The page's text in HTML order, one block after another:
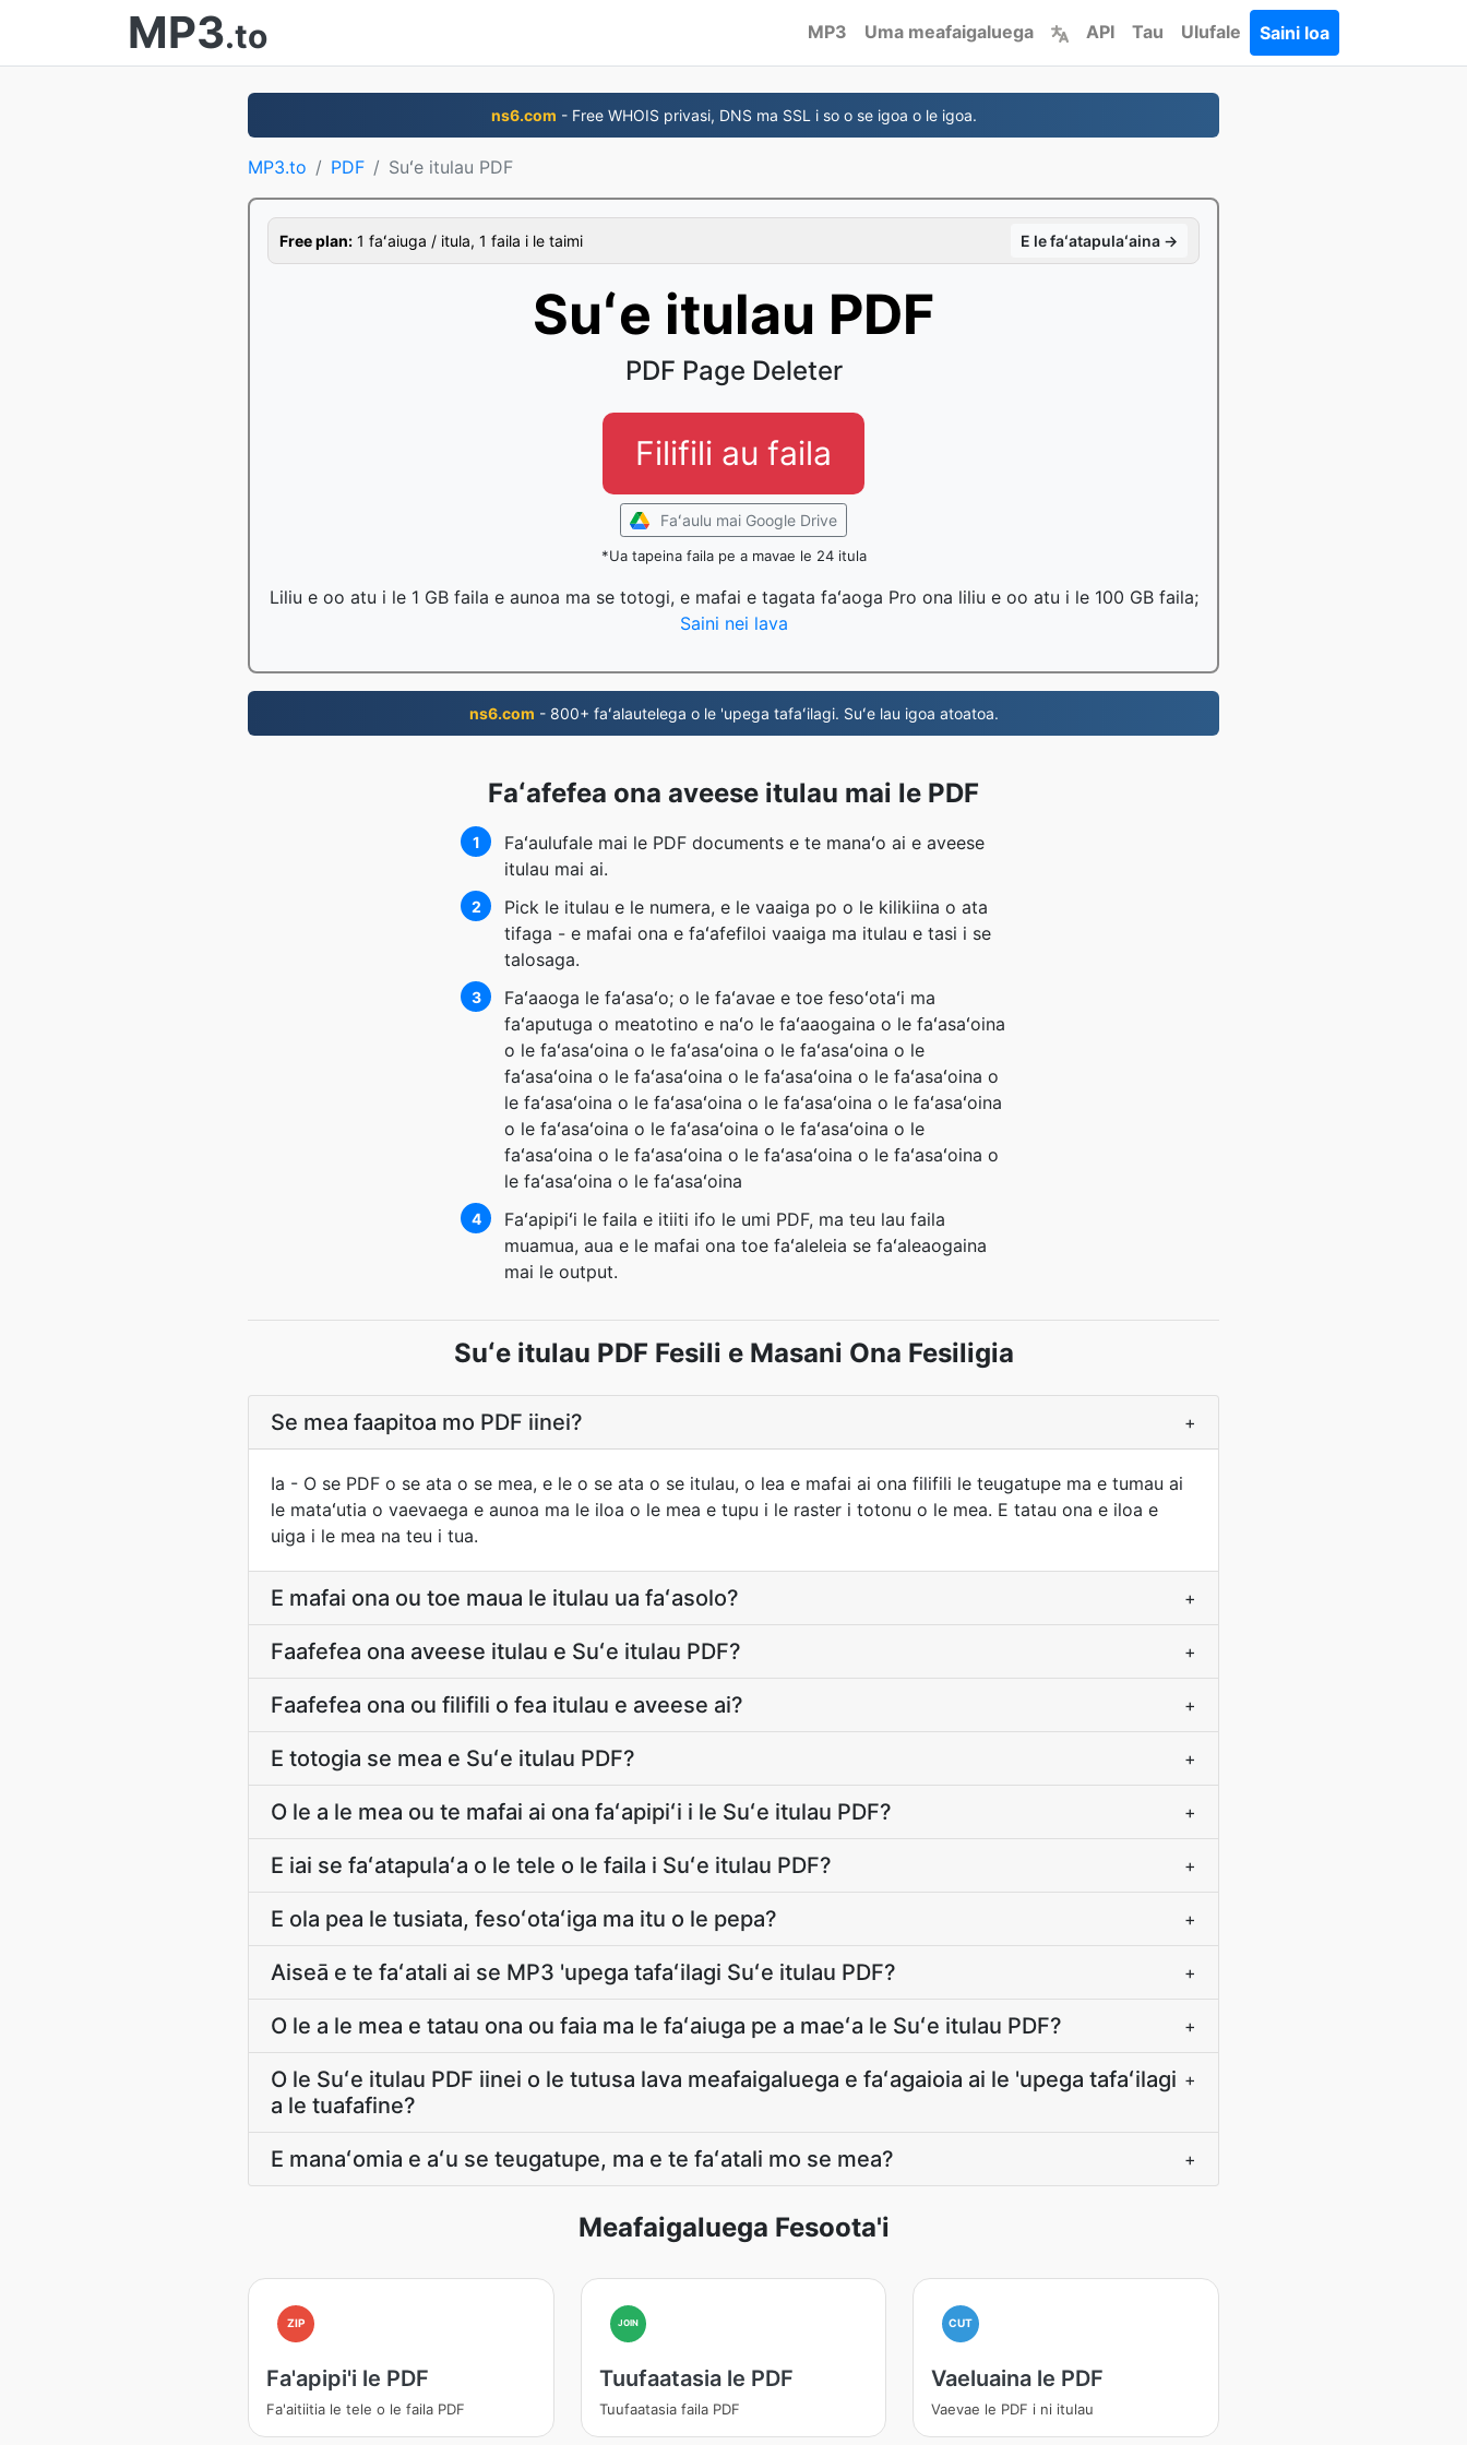
MP3.to MP3 Uma meafaigaluega API Tau Ulufale Saini loa
ns6.com - Free WHOIS privasi, DNS ma SSL i so o se igoa o le igoa.
MP3.to PDF Suʻe itulau PDF
Free plan: 1 faʻaiuga / itula, 1 faila i le taimi E le faʻatapulaʻaina →
Suʻe itulau PDF
PDF Page Deleter
Filifili au faila
Faʻaulu mai Google Drive
*Ua tapeina faila pe a mavae le 24 itula
Liliu e oo atu i le 1 GB faila e aunoa ma se totogi, e mafai e tagata faʻaoga Pro ona liliu e oo atu i le 100 GB faila;
Saini nei lava
ns6.com - 800+ faʻalautelega o le 'upega tafaʻilagi. Suʻe lau igoa atoatoa.
Faʻafefea ona aveese itulau mai le PDF
1
Faʻaulufale mai le PDF documents e te manaʻo ai e aveese
itulau mai ai.
2
Pick le itulau e le numera, e le vaaiga po o le kilikiina o ata
tifaga - e mafai ona e faʻafefiloi vaaiga ma itulau e tasi i se
talosaga.
3
Faʻaaoga le faʻasaʻo; o le faʻavae e toe fesoʻotaʻi ma
faʻaputuga o meatotino e naʻo le faʻaaogaina o le faʻasaʻoina
o le faʻasaʻoina o le faʻasaʻoina o le faʻasaʻoina o le
faʻasaʻoina o le faʻasaʻoina o le faʻasaʻoina o le faʻasaʻoina o
le faʻasaʻoina o le faʻasaʻoina o le faʻasaʻoina o le faʻasaʻoina
o le faʻasaʻoina o le faʻasaʻoina o le faʻasaʻoina o le
faʻasaʻoina o le faʻasaʻoina o le faʻasaʻoina o le faʻasaʻoina o
le faʻasaʻoina o le faʻasaʻoina
4
Faʻapipiʻi le faila e itiiti ifo le umi PDF, ma teu lau faila
muamua, aua e le mafai ona toe faʻaleleia se faʻaleaogaina
mai le output.
Suʻe itulau PDF Fesili e Masani Ona Fesiligia
Se mea faapitoa mo PDF iinei? +
Ia - O se PDF o se ata o se mea, e le o se ata o se itulau, o lea e mafai ai ona filifili le teugatupe ma e tumau ai
le mataʻutia o vaevaega e aunoa ma le iloa o le mea e tupu i le raster i totonu o le mea. E tatau ona e iloa e
uiga i le mea na teu i tua.
E mafai ona ou toe maua le itulau ua faʻasolo? +
Faafefea ona aveese itulau e Suʻe itulau PDF? +
Faafefea ona ou filifili o fea itulau e aveese ai? +
E totogia se mea e Suʻe itulau PDF? +
O le a le mea ou te mafai ai ona faʻapipiʻi i le Suʻe itulau PDF? +
E iai se faʻatapulaʻa o le tele o le faila i Suʻe itulau PDF? +
E ola pea le tusiata, fesoʻotaʻiga ma itu o le pepa? +
Aiseā e te faʻatali ai se MP3 'upega tafaʻilagi Suʻe itulau PDF? +
O le a le mea e tatau ona ou faia ma le faʻaiuga pe a maeʻa le Suʻe itulau PDF? +
O le Suʻe itulau PDF iinei o le tutusa lava meafaigaluega e faʻagaioia ai le 'upega tafaʻilagi
a le tuafafine?
+
E manaʻomia e aʻu se teugatupe, ma e te faʻatali mo se mea? +
Meafaigaluega Fesoota'i
ZIP
Fa'apipi'i le PDF
Fa'aitiitia le tele o le faila PDF
JOIN
Tuufaatasia le PDF
Tuufaatasia faila PDF
CUT
Vaeluaina le PDF
Vaevae le PDF i ni itulau